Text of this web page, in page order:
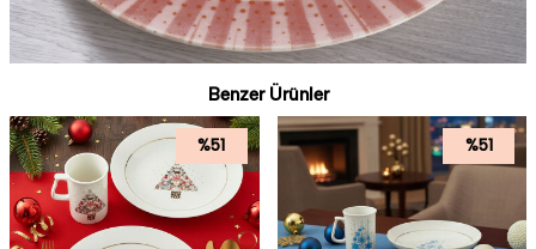
Benzer Ürünler
%51 %51